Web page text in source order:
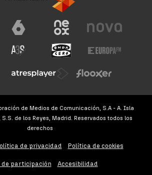
de Medios de Comunicación, S.A - A. Isla
S.S. de los Reyes, Madrid. Reservados todos los
derechos
de privacidad Política de cookies
de participación Accesibilidad